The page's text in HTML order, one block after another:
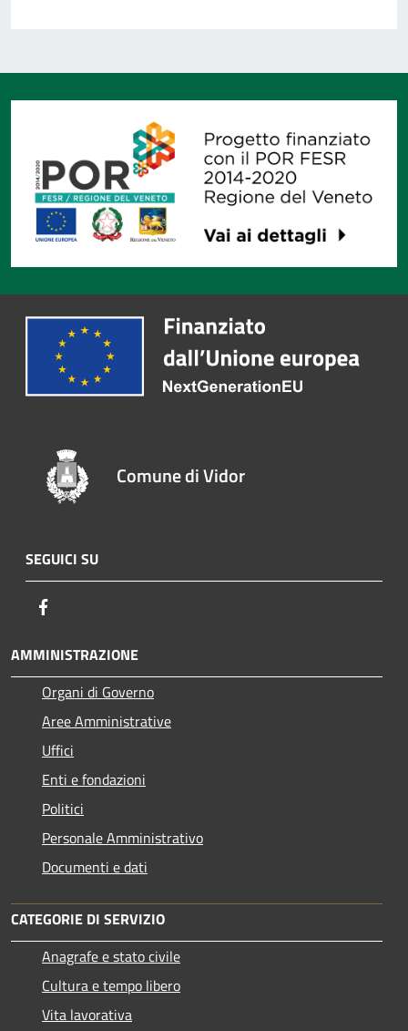
Comune di Vidor
SEGUICI SU
AMMINISTRAZIONE
Organi di Governo
Aree Amministrative
Uffici
Enti e fondazioni
Politici
Personale Amministrativo
Documenti e dati
CATEGORIE DI SERVIZIO
Anagrafe e stato civile
Cultura e tempo libero
Vita lavorativa